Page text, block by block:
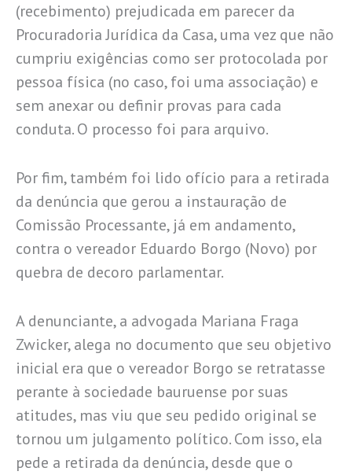
(recebimento) prejudicada em parecer da
Procuradoria Jurídica da Casa, uma vez que não
cumpriu exigências como ser protocolada por
pessoa física (no caso, foi uma associação) e
sem anexar ou definir provas para cada
conduta. O processo foi para arquivo.
Por fim, também foi lido ofício para a retirada
da denúncia que gerou a instauração de
Comissão Processante, já em andamento,
contra o vereador Eduardo Borgo (Novo) por
quebra de decoro parlamentar.
A denunciante, a advogada Mariana Fraga
Zwicker, alega no documento que seu objetivo
inicial era que o vereador Borgo se retratasse
perante à sociedade bauruense por suas
atitudes, mas viu que seu pedido original se
tornou um julgamento político. Com isso, ela
pede a retirada da denúncia, desde que o